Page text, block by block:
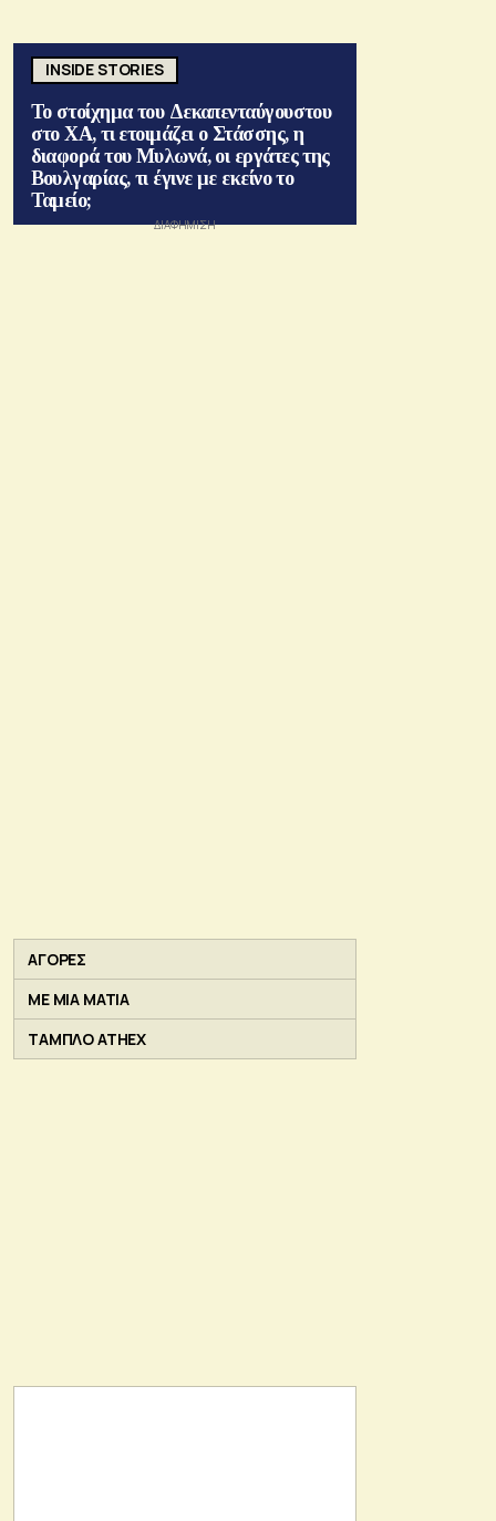
INSIDE STORIES
Το στοίχημα του Δεκαπενταύγουστου
στο ΧΑ, τι ετοιμάζει ο Στάσσης, η
διαφορά του Μυλωνά, οι εργάτες της
Βουλγαρίας, τι έγινε με εκείνο το
Ταμείο;
ΑΓΟΡΕΣ
ΜΕ ΜΙΑ ΜΑΤΙΑ
ΤΑΜΠΛΟ ATHEX